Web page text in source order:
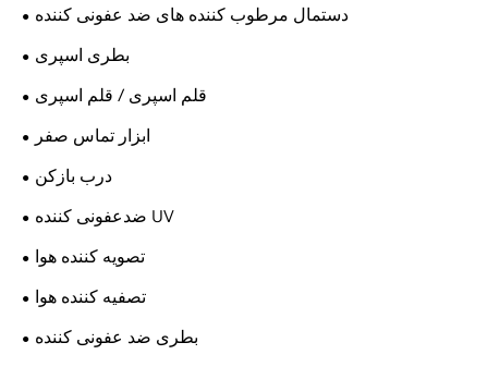
دستمال مرطوب کننده های ضد عفونی کننده
بطری اسپری
قلم اسپری / قلم اسپری
ابزار تماس صفر
درب بازکن
ضدعفونی کننده UV
تصویه کننده هوا
تصفیه کننده هوا
بطری ضد عفونی کننده